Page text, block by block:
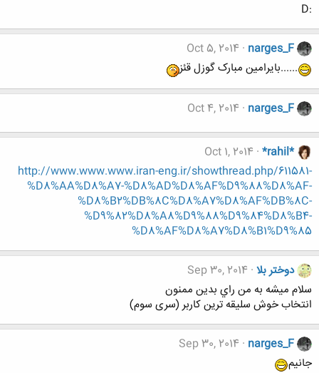
:D
narges_F
Oct 5, 2014
......بایرامین مبارک گوزل قئز
narges_F
Oct 4, 2014
*rahil*
Oct 1, 2014
http://www.www.www.iran-eng.ir/showthread.php/611581-
%D8%AA%D8%A7-%D8%AD%D8%AF%D9%88%D8%AF-
%D8%B2%DB%8C%D8%A7%D8%AF%DB%8C-
%D9%82%D8%A8%D9%88%D9%84%D8%B4-
%D8%AF%D8%A7%D8%B1%D9%85
دوختر بلا Sep 30, 2014
سلام ميشه به من راي بدين ممنون
انتخاب خوش سلیقه ترین کاربر (سری سوم)
narges_F
Sep 30, 2014
جانیم